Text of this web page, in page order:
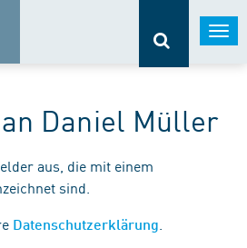
Daniel Müller
aus, die mit einem
sind.
Datenschutzerklärung